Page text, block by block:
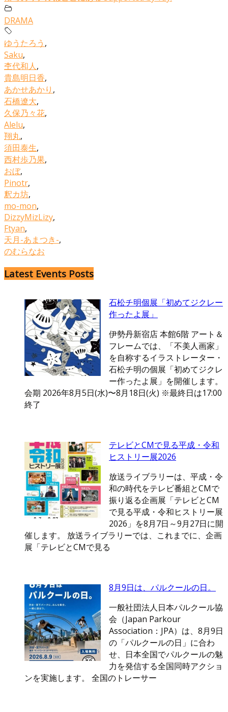
DRAMA
ゆうたろう ,
Saku,
杢代和人,
貴島明日香,
あかせあかり ,
石橋遼大,
久保乃々花,
Alelu,
翔丸,
須田泰生,
西村歩乃果,
おぼ,
Pinotr,
釈カ坊,
mo-mon,
DizzyMizLizy,
Ftyan,
天月-あまつき-,
のむらなお
Latest Events Posts
石松チ明個展「初めてジクレー
作ったよ展」
伊勢丹新宿店 本館6階 アート＆
フレームでは、「不美人画家」
を自称するイラストレーター・
石松チ明の個展「初めてジクレ
ー作ったよ展」を開催します。
会期 2026年8月5日(水)〜8月18日(火) ※最終日は17:00
終了
テレビとCMで見る平成・令和
ヒストリー展2026
放送ライブラリーは、平成・令
和の時代をテレビ番組とCMで
振り返る企画展「テレビとCM
で見る平成・令和ヒストリー展
2026」を8月7日～9月27日に開
催します。 放送ライブラリーでは、これまでに、企画
展「テレビとCMで見る
8月9日は、パルクールの日。
一般社団法人日本パルクール協
会（Japan Parkour
Association：JPA）は、8月9日
の「パルクールの日」に合わ
せ、日本全国でパルクールの魅
力を発信する全国同時アクショ
ンを実施します。 全国のトレーサー